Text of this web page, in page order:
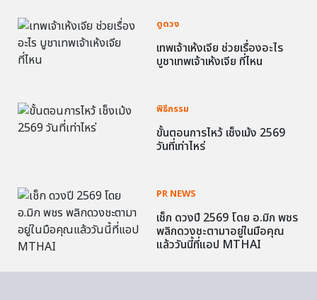
ดูดวง
เทพเจ้าเห้งเจีย ช่วยเรื่องอะไร
บูชาเทพเจ้าเห้งเจีย ที่ไหน
พิธีกรรม
ขั้นตอนการไหว้ เช็งเม้ง 2569
วันที่เท่าไหร่
PR NEWS
เช็ก ดวงปี 2569 โดย อ.มิก พชร
พลิกดวงชะตามาอยู่ในมือคุณ
แล้ววันนี้ที่แอป MTHAI